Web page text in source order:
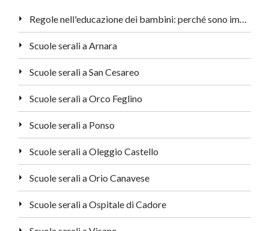
Regole nell'educazione dei bambini: perché sono importanti?
Scuole serali a Arnara
Scuole serali a San Cesareo
Scuole serali a Orco Feglino
Scuole serali a Ponso
Scuole serali a Oleggio Castello
Scuole serali a Orio Canavese
Scuole serali a Ospitale di Cadore